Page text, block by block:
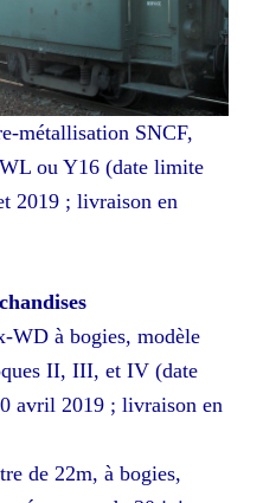
métallisation SNCF,
ou Y16 (date limite
2019 ; livraison en
WD à bogies, modèle
II, III, et IV (date
avril 2019 ; livraison en
de 22m, à bogies,